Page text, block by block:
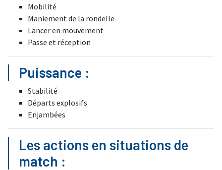
Mobilité
Maniement de la rondelle
Lancer en mouvement
Passe et réception
Puissance :
Stabilité
Départs explosifs
Enjambées
Les actions en situations de
match :